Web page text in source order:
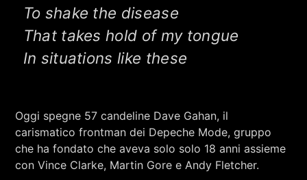
TRACCIA CORRENTE
SELEZIONI MUSICALI
RCA - Radio città aperta
To shake the disease
That takes hold of my tongue
In situations like these
Oggi spegne 57 candeline Dave Gahan, il
carismatico frontman dei Depeche Mode, gruppo
che ha fondato che aveva solo solo 18 anni assieme
con Vince Clarke, Martin Gore e Andy Fletcher.